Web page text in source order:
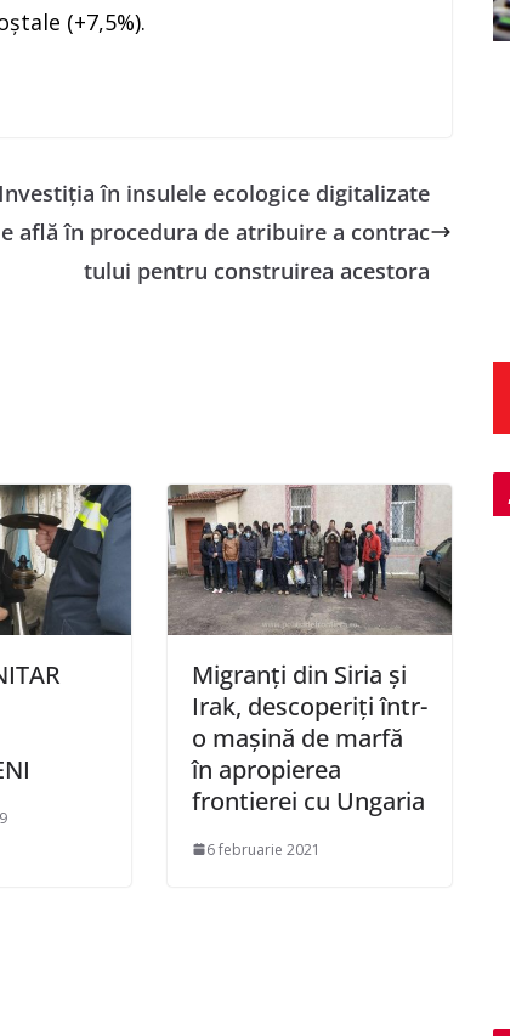
(+7,5%).
Investiția în insulele ecologice digitalizate
află în procedura de atribuire a contrac
tului pentru construirea acestora
Migranţi din Siria şi
Irak, descoperiţi într-
o maşină de marfă
în apropierea
frontierei cu Ungaria
6 februarie 2021